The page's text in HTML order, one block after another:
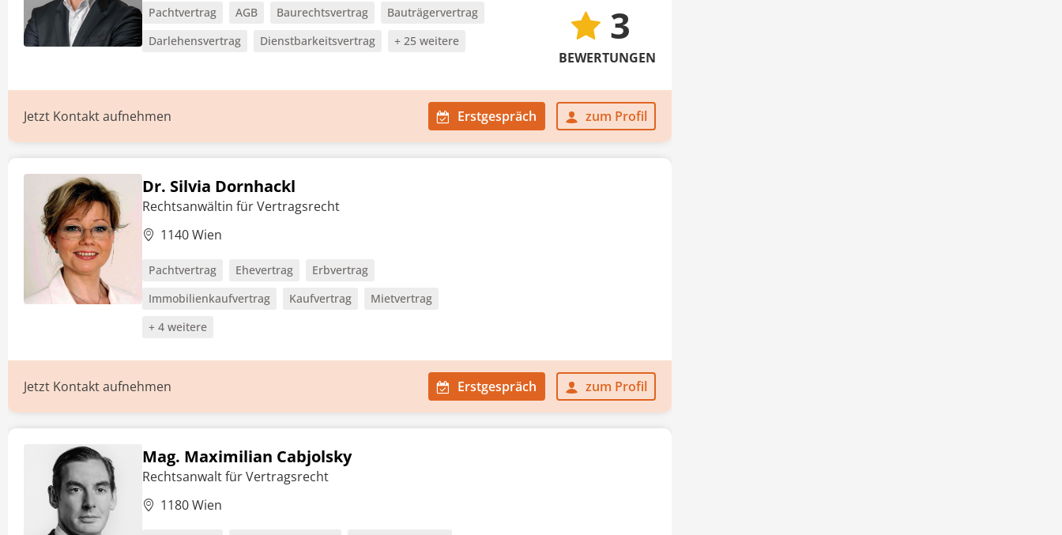
Pachtvertrag AGB Baurechtsvertrag
Bauträgervertrag
Darlehensvertrag
Dienstbarkeitsvertrag + 25 weitere 3
BEWERTUNGEN
Jetzt Kontakt aufnehmen Erstgespräch zum Profil
Dr. Silvia Dornhackl
Rechtsanwältin für Vertragsrecht
1140 Wien
Pachtvertrag Ehevertrag
Erbvertrag
Immobilienkaufvertrag
Kaufvertrag
Mietvertrag
+ 4 weitere
Jetzt Kontakt aufnehmen Erstgespräch zum Profil
Mag. Maximilian Cabjolsky
Rechtsanwalt für Vertragsrecht
1180 Wien